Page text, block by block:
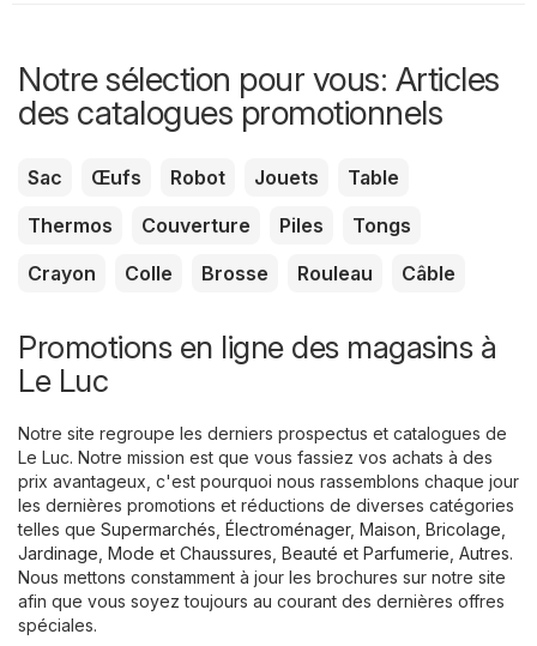
Notre sélection pour vous: Articles
des catalogues promotionnels
Sac Œufs Robot Jouets
Table
Thermos
Couverture Piles
Tongs
Crayon
Colle Brosse Rouleau Câble
Promotions en ligne des magasins à
Le Luc
Notre site regroupe les derniers prospectus et catalogues de
Le Luc. Notre mission est que vous fassiez vos achats à des
prix avantageux, c'est pourquoi nous rassemblons chaque jour
les dernières promotions et réductions de diverses catégories
telles que Supermarchés Électroménager, Maison, Bricolage,
Jardinage Mode et Chaussures Beauté et Parfumerie Autres.
Nous mettons constamment à jour les brochures sur notre site
afin que vous soyez toujours au courant des dernières offres
spéciales.